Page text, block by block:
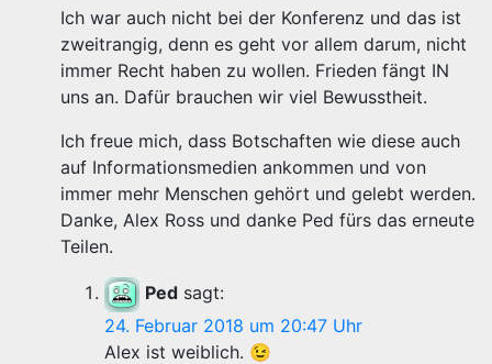
Ich war auch nicht bei der Konferenz und das ist
zweitrangig, denn es geht vor allem darum, nicht
immer Recht haben zu wollen. Frieden fängt IN
uns an. Dafür brauchen wir viel Bewusstheit.
Ich freue mich, dass Botschaften wie diese auch
auf Informationsmedien ankommen und von
immer mehr Menschen gehört und gelebt werden.
Danke, Alex Ross und danke Ped fürs das erneute
Teilen.
Ped sagt:
24. Februar 2018 um 20:47 Uhr
Alex ist weiblich. 😉